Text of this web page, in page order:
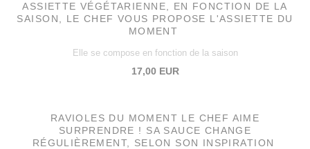
ASSIETTE VÉGÉTARIENNE, EN FONCTION DE LA
SAISON, LE CHEF VOUS PROPOSE L'ASSIETTE DU
MOMENT
Elle se compose en fonction de la saison
17,00 EUR
RAVIOLES DU MOMENT LE CHEF AIME
SURPRENDRE ! SA SAUCE CHANGE
RÉGULIÈREMENT, SELON SON INSPIRATION